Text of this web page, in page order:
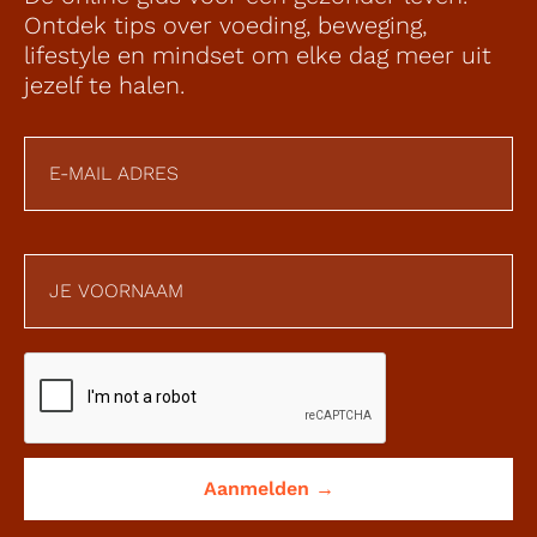
Ontdek tips over voeding, beweging,
lifestyle en mindset om elke dag meer uit
jezelf te halen.